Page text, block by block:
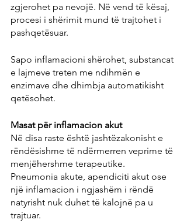
zgjerohet pa nevojë. Në vend të kësaj,
procesi i shërimit mund të trajtohet i
pashqetësuar.
Sapo inflamacioni shërohet, substancat
e lajmeve treten me ndihmën e
enzimave dhe dhimbja automatikisht
qetësohet.
Masat për inflamacion akut
Në disa raste është jashtëzakonisht e
rëndësishme të ndërmerren veprime të
menjëhershme terapeutike.
Pneumonia akute, apendiciti akut ose
një inflamacion i ngjashëm i rëndë
natyrisht nuk duhet të kalojnë pa u
trajtuar.